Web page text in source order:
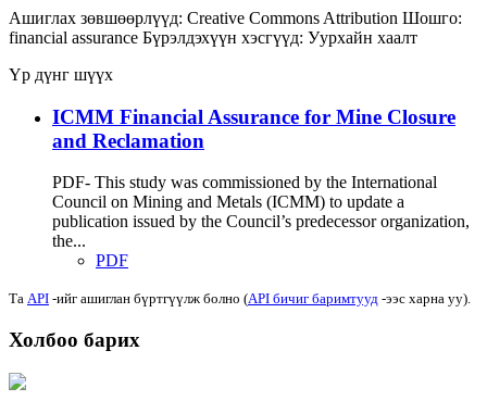
Ашиглах зөвшөөрлүүд: Creative Commons Attribution Шошго:
financial assurance Бүрэлдэхүүн хэсгүүд: Уурхайн хаалт
Үр дүнг шүүх
ICMM Financial Assurance for Mine Closure
and Reclamation
PDF- This study was commissioned by the International
Council on Mining and Metals (ICMM) to update a
publication issued by the Council’s predecessor organization,
the...
PDF
Та API -ийг ашиглан бүртгүүлж болно (API бичиг баримтууд -ээс харна уу).
Холбоо барих